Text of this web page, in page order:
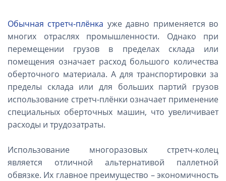
Обычная стретч-плёнка уже давно применяется во
многих отраслях промышленности. Однако при
перемещении грузов в пределах склада или
помещения означает расход большого количества
оберточного материала. А для транспортировки за
пределы склада или для больших партий грузов
использование стретч-плёнки означает применение
специальных оберточных машин, что увеличивает
расходы и трудозатраты.
Использование многоразовых стретч-колец
является отличной альтернативой паллетной
обвязке. Их главное преимущество – экономичность